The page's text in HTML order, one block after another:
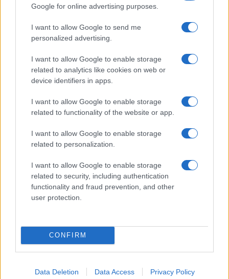
Google for online advertising purposes.
I want to allow Google to send me
personalized advertising.
I want to allow Google to enable storage
related to analytics like cookies on web or
device identifiers in apps.
I want to allow Google to enable storage
related to functionality of the website or app.
I want to allow Google to enable storage
related to personalization.
I want to allow Google to enable storage
related to security, including authentication
functionality and fraud prevention, and other
user protection.
CONFIRM
Data Deletion Data Access Privacy Policy
daGoogle News
F
ce
o
k
T
it
r
Pi
te
st
W
h
at
s
A
p
S
a
Articolo precedente
NOTIZIE RECENTI
Controlli rafforzati in Costa Smeralda, 20
Tre milioni di euro dalla Provincia Gallura per
nuove aule nelle scuole di Olbia